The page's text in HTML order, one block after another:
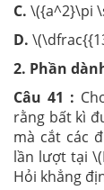
C. \({a^2}\pi
D.
2. Phần
Câu 41 :
rằng bất kì
mà cắt các
lần lượt tại
Hỏi khẳng